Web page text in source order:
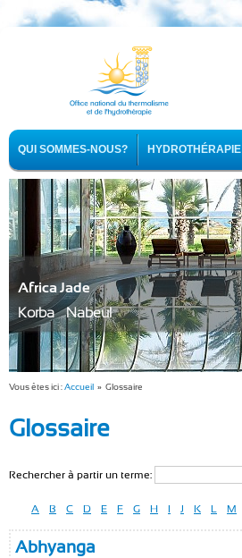
QUI SOMMES-NOUS? HYDROTHÉRAPIE
Africa Jade
Korba - Nabeul
Vous êtes ici :Accueil » Glossaire
Glossaire
Rechercher à partir un terme:
A B C D E F G H I J K L M
Abhyanga